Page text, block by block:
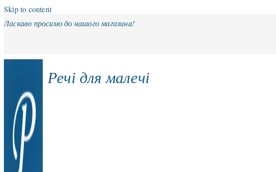
Skip to content
Ласкаво просимо до нашого магазина!
Речі для малечі